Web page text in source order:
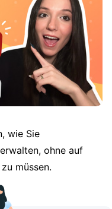
wie Sie
ohne auf
müssen.